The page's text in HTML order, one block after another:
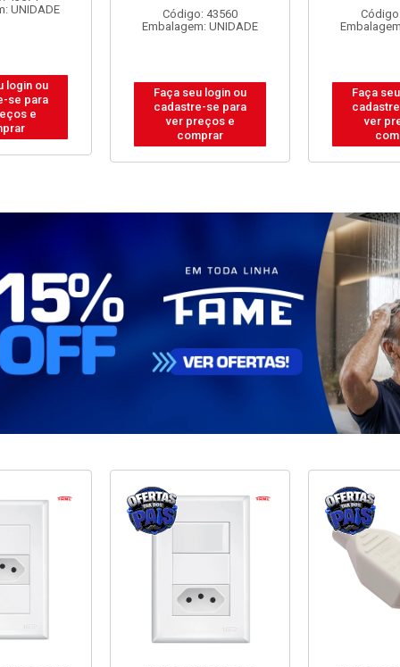
43560
login ou
se para
e
Código: 43558
Embalagem: UNIDADE
Faça seu login ou
cadastre-se para
ver preços e
comprar
Faça
ver